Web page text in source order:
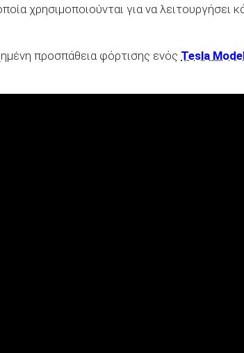
χρησιμοποιούνται για να λειτουργήσει
προσπάθεια φόρτισης ενός Tesla